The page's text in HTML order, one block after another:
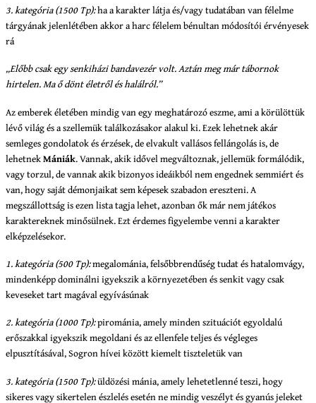
3. kategória (1500 Tp):ha a karakter látja és/vagy tudatában van félelme
tárgyának jelenlétében akkor a harc félelem bénultan módosítói érvényesek
rá
„Előbb csak egy senkiházi bandavezér volt. Aztán meg már tábornok
hirtelen. Ma ő dönt életről és halálról.”
Az emberek életében mindig van egy meghatározó eszme, ami a körülöttük
lévő világ és a szellemük találkozásakor alakul ki. Ezek lehetnek akár
semleges gondolatok és érzések, de elvakult vallásos fellángolás is, de
lehetnekMániák. Vannak, akik idővel megváltoznak, jellemük formálódik,
vagy torzul, de vannak akik bizonyos ideáikból nem engednek semmiért és
van, hogy saját démonjaikat sem képesek szabadon ereszteni. A
megszállottság is ezen lista tagja lehet, azonban ők már nem játékos
karaktereknek minősülnek. Ezt érdemes figyelembe venni a karakter
elképzelésekor.
1. kategória (500 Tp):megalománia, felsőbbrendűség tudat és hatalomvágy,
mindenképp dominálni igyekszik a környezetében és senkit vagy csak
keveseket tart magával egyívásúnak
2. kategória (1000 Tp):pirománia, amely minden szituációt egyoldalú
erőszakkal igyekszik megoldani és az ellenfele teljes és végleges
elpusztításával, Sogron hívei között kiemelt tiszteletük van
3. kategória (1500 Tp):üldözési mánia, amely lehetetlenné teszi, hogy
sikeres vagy sikertelen észlelés esetén ne mindig veszélyt és gyanús jeleket